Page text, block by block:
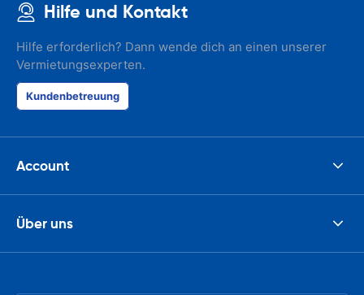
Hilfe und Kontakt
Hilfe erforderlich? Dann wende dich an einen unserer
Vermietungsexperten.
Kundenbetreuung
Account
Über uns